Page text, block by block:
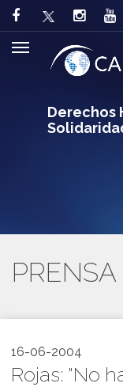
Derechos
PRENSA
16-06-2004
Rojas: "No